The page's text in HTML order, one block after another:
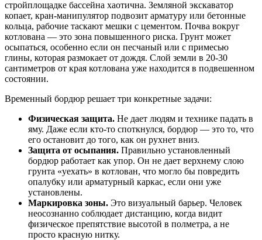
стройплощадке бассейна хаотична. Земляной экскаватор
копает, кран-манипулятор подвозит арматуру или бетонные
кольца, рабочие таскают мешки с цементом. Почва вокруг
котлована — это зона повышенного риска. Грунт может
осыпаться, особенно если он песчаный или с примесью
глины, которая размокает от дождя. Слой земли в 20-30
сантиметров от края котлована уже находится в подвешенном
состоянии.
Временный бордюр решает три конкретные задачи:
Физическая защита. Не дает людям и технике падать в
яму. Даже если кто-то споткнулся, бордюр — это то, что
его остановит до того, как он рухнет вниз.
Защита от осыпания. Правильно установленный
бордюр работает как упор. Он не дает верхнему слою
грунта «уехать» в котлован, что могло бы повредить
опалубку или арматурный каркас, если они уже
установлены.
Маркировка зоны. Это визуальный барьер. Человек
неосознанно соблюдает дистанцию, когда видит
физическое препятствие высотой в полметра, а не
просто красную нитку.